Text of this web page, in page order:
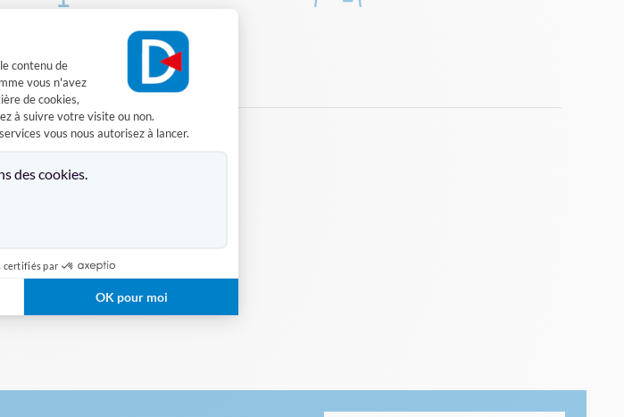
du Consentement : Personnalisez vos Options
contenu de
vous n'avez
de cookies,
à suivre votre visite ou non.
vous nous autorisez à lancer.
des cookies.
certifiés par
OK pour moi